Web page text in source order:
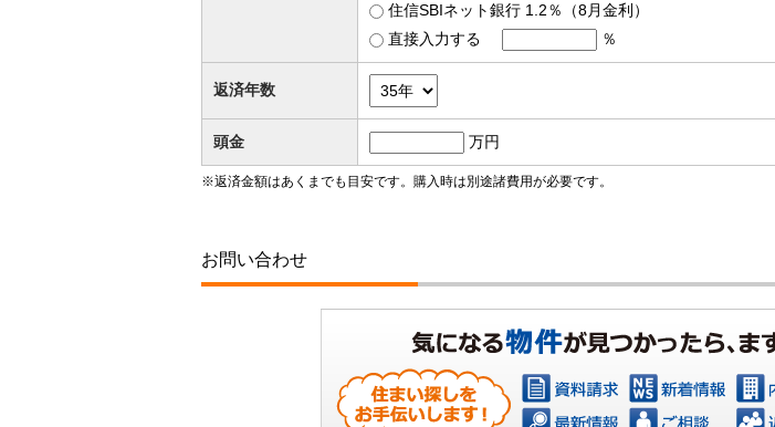
住信SBIネット銀行 1.2％（8月金利）
直接入力する
％
返済年数
頭金
万円
※返済金額はあくまでも目安です。購入時は別途諸費用が必要です。
お問い合わせ